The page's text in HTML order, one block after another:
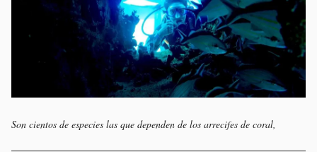
Son cientos de especies las que dependen de los arrecifes de coral,